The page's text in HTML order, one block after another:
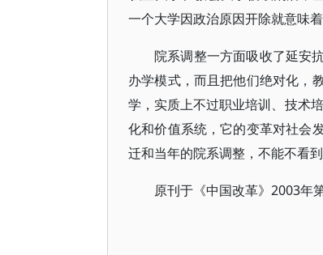
一个大学因政治原因开除就意味
院系调整一方面吸收了延安
办学模式，而且把他们绝对化，
学，实质上不过职业培训、技术
化和价值系统，它的变革对社会
迁和当年的院系调整，不能不看
原刊于《中国改革》2003年